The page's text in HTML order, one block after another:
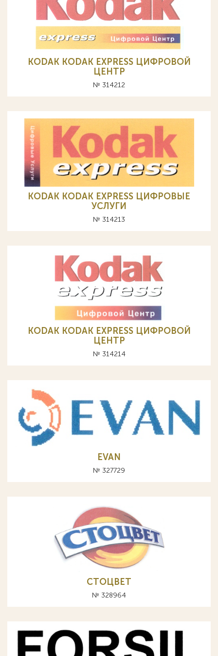
KODAK KODAK EXPRESS ЦИФРОВОЙ
ЦЕНТР
№ 314212
KODAK KODAK EXPRESS ЦИФРОВЫЕ
УСЛУГИ
№ 314213
KODAK KODAK EXPRESS ЦИФРОВОЙ
ЦЕНТР
№ 314214
EVAN
№ 327729
СТОЦВЕТ
№ 328964